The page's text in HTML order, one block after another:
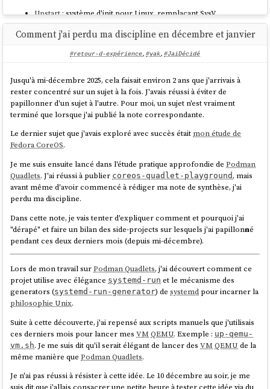
Upstart: système d'init pour Linux, remplaçant SysV
Projet alternatif devenu mainstream : systemd
Date mainstream systemd : 6 juillet 2010 (version 1) ;
Mort : Annonce d'abandon le 14 février 2014 ; remplacé
effectivement dans Ubuntu 15.04 (avril 2015)
Mir: serveur d'affichage graphique pour le desktop Linux
Projet alternatif devenu mainstream : Wayland
Lancement : Annoncé le 4 mars 2013
Date mainstream Wayland : 30 septembre 2008 ; adoption
par GNOME, KDE ~2015-2017
Mort (desktop) : 5 avril 2017 (reconverti ensuite vers
l'IoT/embarqué, toujours maintenu dans ce créneau)
Unity: environnement de bureau pour Ubuntu
Projet alternatif devenu mainstream : GNOME Shell
Lancement : ~2010 (Ubuntu 10.10 Netbook Edition, puis
11.04 desktop)
Date mainstream GNOME Shell : 6 avril 2011 (GNOME 3.0)
Mort : 5 avril 2017
Snap : système de packaging universel pour Linux
Projet alternatif devenu mainstream : Flatpak
Lancement : 2014-2016 (lancé avec Ubuntu Core/16.04)
Date mainstream Flatpak : mars 2015 (sous le nom xdg-
app), renommé mai 2016 ; adoption par Fedora ~2016-2018
Toujours actif en 2026 (coexiste avec Flatpak)
Hors d'Ubuntu, seulcloud-inita réussi à s'imposer.
Comment j'ai perdu ma discipline en décembre et janvier
#retour-d-expérience, #yak, #JaiDécidé
Jusqu'à mi-décembre 2025, cela faisait environ 2 ans que j'arrivais à
rester concentré sur un sujet à la fois. J'avais réussi à éviter de
papillonner d'un sujet à l'autre. Pour moi, un sujet n'est vraiment
terminé que lorsque j'ai publié la note correspondante.
Le dernier sujet que j'avais exploré avec succès était mon étude de
Fedora CoreOS.
Je me suis ensuite lancé dans l'étude pratique approfondie dePodman
Quadlets. J'ai réussi à publier coreos-quadlet-playground, mais
avant même d'avoir commencé à rédiger ma note de synthèse, j'ai
perdu ma discipline.
Dans cette note, je vais tenter d'expliquer comment et pourquoi j'ai
"dérapé" et faire un bilan des side-projects sur lesquels j'ai papillonné
pendant ces deux derniers mois (depuis mi-décembre).
Lors de mon travail surPodman Quadlets, j'ai découvert comment ce
projet utilise avec élégance systemd-run et le mécanisme des
generators (systemd-run-generator) desystemd pour incarner la
philosophie Unix.
Suite à cette découverte, j'ai repensé aux scripts manuels que j'utilisais
ces derniers mois pour lancer mesVM QEMU. Exemple : up-qemu-
vm.sh. Je me suis dit qu'il serait élégant de lancer desVM QEMU de la
même manière quePodman Quadlets.
Je n'ai pas réussi à résister à cette idée. Le 10 décembre au soir, je me